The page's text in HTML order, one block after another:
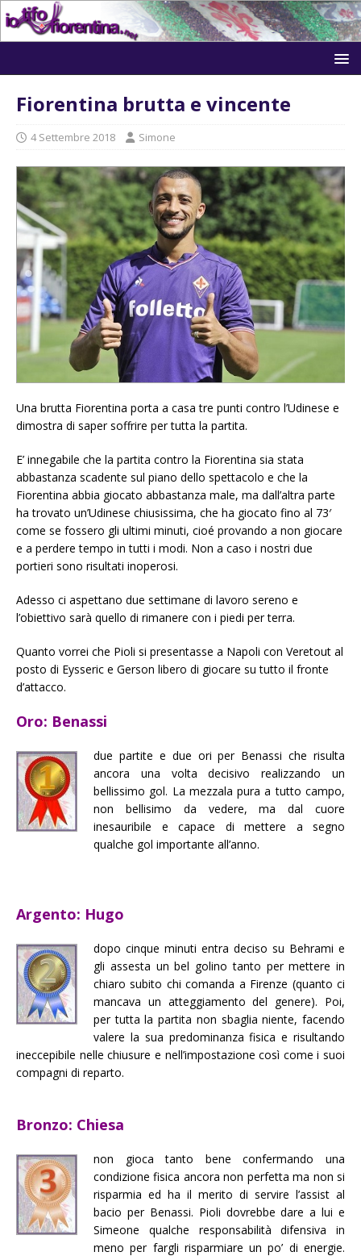
Fiorentina brutta e vincente
4 Settembre 2018 Simone
Una brutta Fiorentina porta a casa tre punti contro l’Udinese e
dimostra di saper soffrire per tutta la partita.
E’ innegabile che la partita contro la Fiorentina sia stata
abbastanza scadente sul piano dello spettacolo e che la
Fiorentina abbia giocato abbastanza male, ma dall’altra parte
ha trovato un’Udinese chiusissima, che ha giocato fino al 73′
come se fossero gli ultimi minuti, cioé provando a non giocare
e a perdere tempo in tutti i modi. Non a caso i nostri due
portieri sono risultati inoperosi.
Adesso ci aspettano due settimane di lavoro sereno e
l’obiettivo sarà quello di rimanere con i piedi per terra.
Quanto vorrei che Pioli si presentasse a Napoli con Veretout al
posto di Eysseric e Gerson libero di giocare su tutto il fronte
d’attacco.
Oro: Benassi
due partite e due ori per Benassi che risulta
ancora una volta decisivo realizzando un
bellissimo gol. La mezzala pura a tutto campo,
non bellisimo da vedere, ma dal cuore
inesauribile e capace di mettere a segno
qualche gol importante all’anno.
Argento: Hugo
dopo cinque minuti entra deciso su Behrami e
gli assesta un bel golino tanto per mettere in
chiaro subito chi comanda a Firenze (quanto ci
mancava un atteggiamento del genere). Poi,
per tutta la partita non sbaglia niente, facendo
valere la sua predominanza fisica e risultando
ineccepibile nelle chiusure e nell’impostazione così come i suoi
compagni di reparto.
Bronzo: Chiesa
non gioca tanto bene confermando una
condizione fisica ancora non perfetta ma non si
risparmia ed ha il merito di servire l’assist al
bacio per Benassi. Pioli dovrebbe dare a lui e
Simeone qualche responsabilità difensiva in
meno per fargli risparmiare un po’ di energie.